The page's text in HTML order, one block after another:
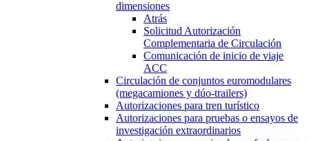
dimensiones
Atrás
Solicitud Autorización
Complementaria de Circulación
Comunicación de inicio de viaje
ACC
Circulación de conjuntos euromodulares
(megacamiones y dúo-trailers)
Autorizaciones para tren turístico
Autorizaciones para pruebas o ensayos de
investigación extraordinarios